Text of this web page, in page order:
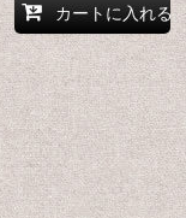
カートに入れる